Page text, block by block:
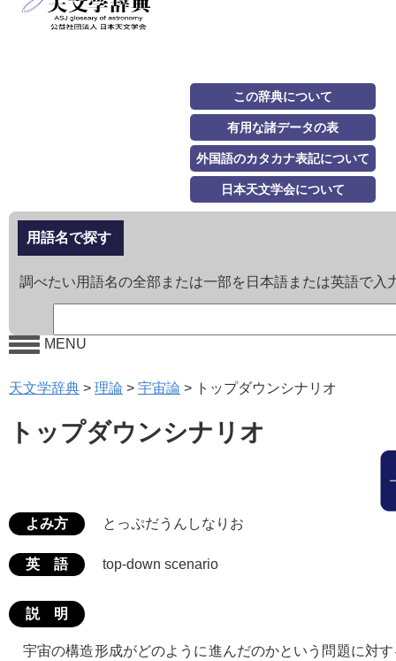
この辞典について
有用な諸データの表
外国語のカタカナ表記について
日本天文学会について
用語名で探す
調べたい用語名の全部または一部を日本語または英語で入
MENU
天文学辞典 > 理論 > 宇宙論 > トップダウンシナリオ
トップダウンシナリオ
よみ方 とっぷだうんしなりお
英 語 top-down scenario
説 明
宇宙の構造形成がどのように進んだのかという問題に対